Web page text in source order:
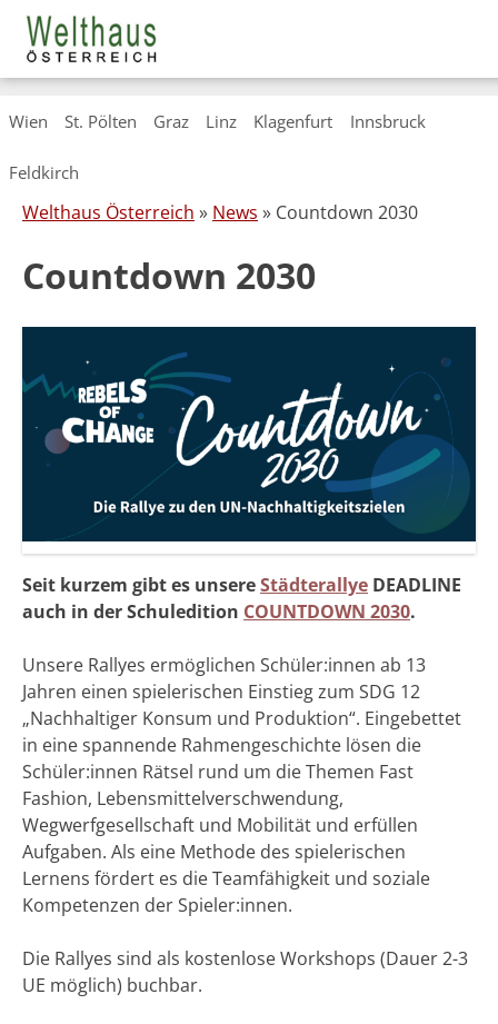
to
content
Wien St. Pölten Graz Linz Klagenfurt Innsbruck
Feldkirch
Welthaus Österreich » News » Countdown 2030
Countdown 2030
Seit kurzem gibt es unsereStädterallye DEADLINE
auch in der Schuledition COUNTDOWN 2030.
Unsere Rallyes ermöglichen Schüler:innen ab 13
Jahren einen spielerischen Einstieg zum SDG 12
„Nachhaltiger Konsum und Produktion“. Eingebettet
in eine spannende Rahmengeschichte lösen die
Schüler:innen Rätsel rund um die Themen Fast
Fashion, Lebensmittelverschwendung,
Wegwerfgesellschaft und Mobilität und erfüllen
Aufgaben. Als eine Methode des spielerischen
Lernens fördert es die Teamfähigkeit und soziale
Kompetenzen der Spieler:innen.
Die Rallyes sind als kostenlose Workshops (Dauer 2-3
UE möglich) buchbar.